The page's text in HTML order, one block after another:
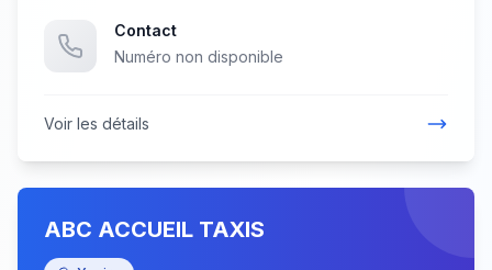
Contact
Numéro non disponible
Voir les détails
ABC ACCUEIL TAXIS